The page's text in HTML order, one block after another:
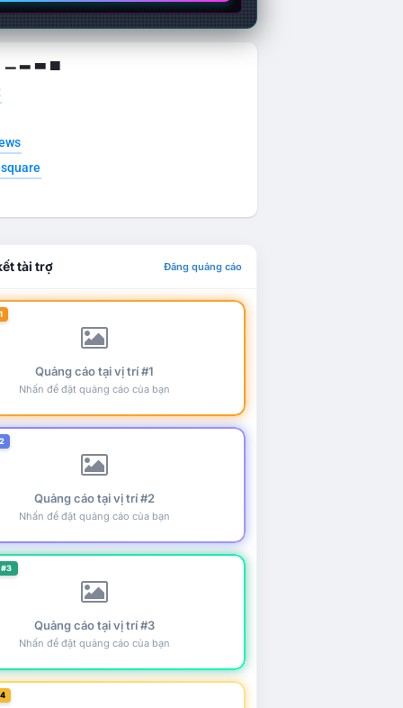
▁ ▂ ▃ ▄
tài trợ Đăng quảng cáo
Quảng cáo tại vị trí #1
Nhấn để đặt quảng cáo của bạn
Quảng cáo tại vị trí #2
Nhấn để đặt quảng cáo của bạn
Quảng cáo tại vị trí #3
Nhấn để đặt quảng cáo của bạn